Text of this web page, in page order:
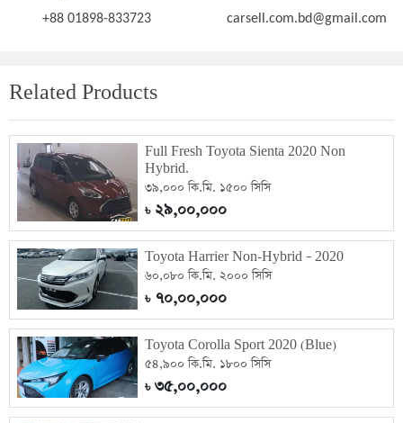
+88 01898-833723 carsell.com.bd@gmail.com
Related Products
Full Fresh Toyota Sienta 2020 Non
Hybrid.
৩৯,০০০ কি.মি. ১৫০০ সিসি
৳২৯,০০,০০০
Toyota Harrier Non-Hybrid – 2020
৬০,০৮০ কি.মি. ২০০০ সিসি
৳৭০,০০,০০০
Toyota Corolla Sport 2020 (Blue)
৫৪,৯০০ কি.মি. ১৮০০ সিসি
৳৩৫,০০,০০০